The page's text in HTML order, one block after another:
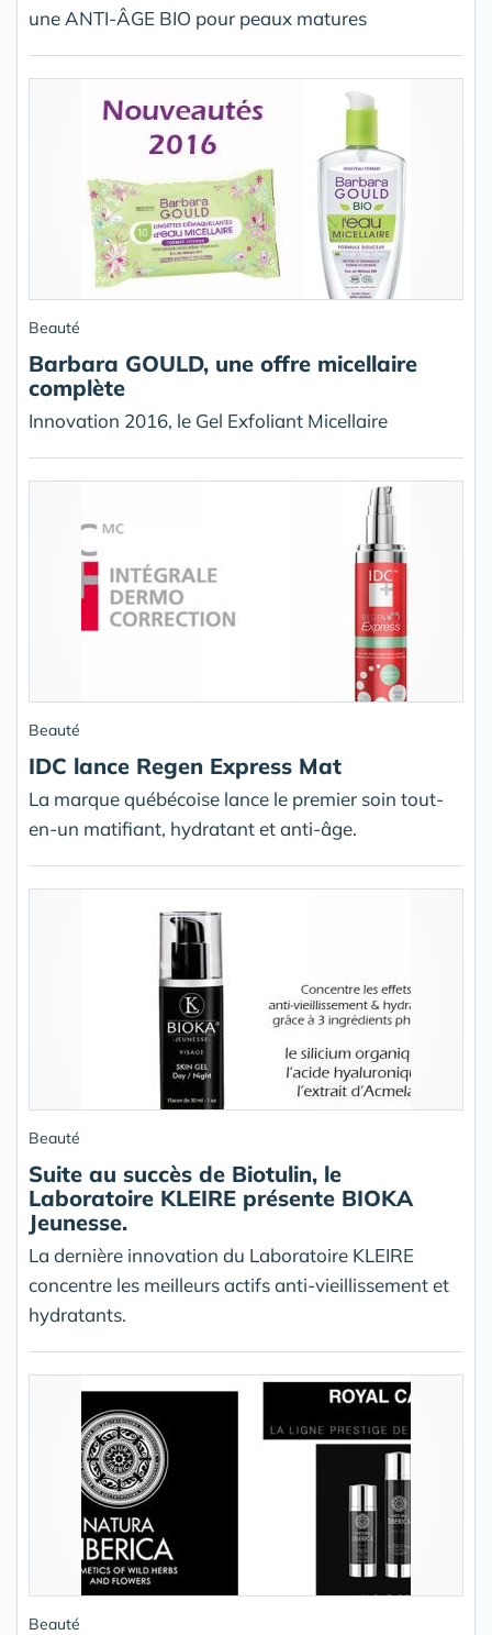
une ANTI-ÂGE BIO pour peaux matures
Beauté
Barbara GOULD, une offre micellaire
complète
Innovation 2016, le Gel Exfoliant Micellaire
Beauté
IDC lance Regen Express Mat
La marque québécoise lance le premier soin tout-
en-un matifiant, hydratant et anti-âge.
Beauté
Suite au succès de Biotulin, le
Laboratoire KLEIRE présente BIOKA
Jeunesse.
La dernière innovation du Laboratoire KLEIRE
concentre les meilleurs actifs anti-vieillissement et
hydratants.
Beauté